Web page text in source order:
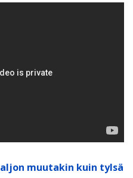
muutakin kuin tylsä